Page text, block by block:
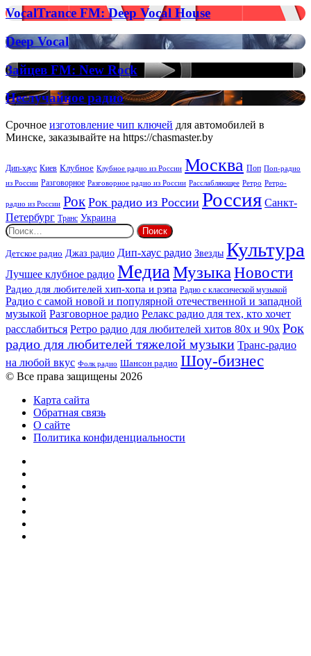
х
VocalTrance
FM:
Deep
Vocal
House
VocalTrance FM: Deep Vocal House
Deep
Vocal
Deep Vocal
Зайцев
FM:
New
Rock
Зайцев FM: New Rock
Неслучайное
радио
Неслучайное радио
Срочное изготовление чип ключей для автомобилей в
Минске, заказывайте на https://chasmaster.by
Дип-хаус Киев Клубное Клубное радио из России Москва Поп Поп-радио
из России Разговорное Разговорное радио из России Расслабляющее Ретро Ретро-
радио из России Рок Рок радио из России Россия Санкт-
Петербург Транс Украина
Найти:
Детское радио Джаз радио Дип-хаус радио Звезды Культура
Лучшее клубное радио МедиаМузыкаНовости
Радио для любителей хип-хопа и рэпа Радио с классической музыкой
Радио с самой новой и популярной отечественной и западной
музыкой Разговорное радио Релакс радио для тех, кто хочет
расслабиться Ретро радио для любителей хитов 80х и 90х Рок
радио для любителей тяжелой музыки Транс-радио
на любой вкус Фолк радио Шансон радио Шоу-бизнес
© Все права защищены 2026
Карта сайта
Обратная связь
О сайте
Политика конфиденциальности